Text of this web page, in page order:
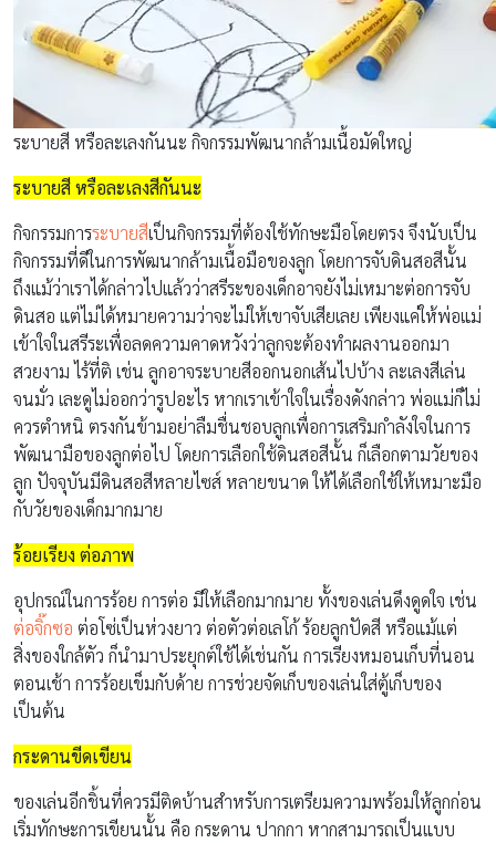
ระบายสี หรือละเลงกันนะ กิจกรรมพัฒนากล้ามเนื้อมัดใหญ่
ระบายสี หรือละเลงสีกันนะ
กิจกรรมการระบายสีเป็นกิจกรรมที่ต้องใช้ทักษะมือโดยตรง จึงนับเป็น
กิจกรรมที่ดีในการพัฒนากล้ามเนื้อมือของลูก โดยการจับดินสอสีนั้น
ถึงแม้ว่าเราได้กล่าวไปแล้วว่าสรีระของเด็กอาจยังไม่เหมาะต่อการจับ
ดินสอ แต่ไม่ได้หมายความว่าจะไม่ให้เขาจับเสียเลย เพียงแค่ให้พ่อแม่
เข้าใจในสรีระเพื่อลดความคาดหวังว่าลูกจะต้องทำผลงานออกมา
สวยงาม ไร้ที่ติ เช่น ลูกอาจระบายสีออกนอกเส้นไปบ้าง ละเลงสีเล่น
จนมั่ว เละดูไม่ออกว่ารูปอะไร หากเราเข้าใจในเรื่องดังกล่าว พ่อแม่ก็ไม่
ควรตำหนิ ตรงกันข้ามอย่าลืมชื่นชอบลูกเพื่อการเสริมกำลังใจในการ
พัฒนามือของลูกต่อไป โดยการเลือกใช้ดินสอสีนั้น ก็เลือกตามวัยของ
ลูก ปัจจุบันมีดินสอสีหลายไซส์ หลายขนาด ให้ได้เลือกใช้ให้เหมาะมือ
กับวัยของเด็กมากมาย
ร้อยเรียง ต่อภาพ
อุปกรณ์ในการร้อย การต่อ มีให้เลือกมากมาย ทั้งของเล่นดึงดูดใจ เช่น
ต่อจิ๊กซอ ต่อโซ่เป็นห่วงยาว ต่อตัวต่อเลโก้ ร้อยลูกปัดสี หรือแม้แต่
สิ่งของใกล้ตัว ก็นำมาประยุกต์ใช้ได้เช่นกัน การเรียงหมอนเก็บที่นอน
ตอนเช้า การร้อยเข็มกับด้าย การช่วยจัดเก็บของเล่นใส่ตู้เก็บของ
เป็นต้น
กระดานขีดเขียน
ของเล่นอีกชิ้นที่ควรมีติดบ้านสำหรับการเตรียมความพร้อมให้ลูกก่อน
เริ่มทักษะการเขียนนั้น คือ กระดาน ปากกา หากสามารถเป็นแบบ